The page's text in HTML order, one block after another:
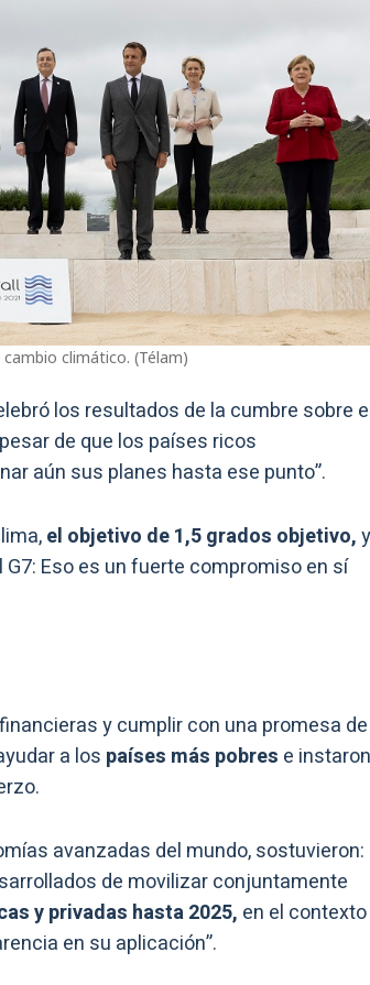
climático. (Télam)
los resultados de la cumbre sobre
de que los países ricos
aún sus planes hasta ese punto”.
el objetivo de 1,5 grados objetivo,y
Eso es un fuerte compromiso en sí
y cumplir con una promesa de
a los países más pobres e instaron
avanzadas del mundo, sostuvieron:
de movilizar conjuntamente
y privadas hasta 2025, en el contexto
en su aplicación”.